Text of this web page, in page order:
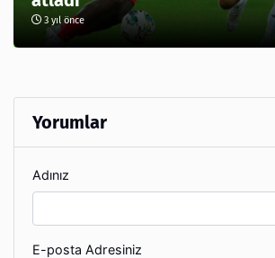
3 yıl önce
Yorumlar
Adınız
E-posta Adresiniz